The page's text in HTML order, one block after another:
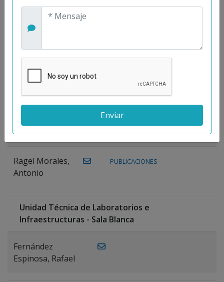
Prieto, Antonio
Mora
Gutiérrez, José
PUBLICACIONES
Moreno
Rocío
Ragel Morales,
Antonio
PUBLICACIONES
Unidad Técnica de Laboratorios e
Infraestructuras - Sala Blanca
Fernández
Espinosa, Rafael